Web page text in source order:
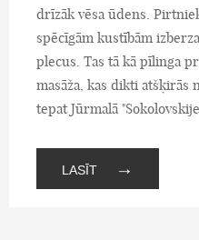
drīzāk vēsa ūdens.
spēcīgām kustībām
plecus. Tas tā kā pīlinga
masāža, kas dikti atšķirās
tepat Jūrmalā
LASĪT →